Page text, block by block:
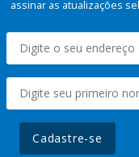
assinar as atualizações
Cadastre-se